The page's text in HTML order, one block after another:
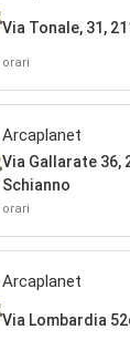
Via Tonale, 31,
orari
Arcaplanet
Via Gallarate 36,
Schianno
orari
Arcaplanet
Via Lombardia